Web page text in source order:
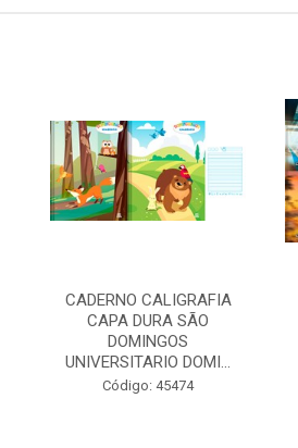
CADERNO CALIGRAFIA
CAPA DURA SÃO
DOMINGOS
UNIVERSITARIO DOMI...
Código: 45474